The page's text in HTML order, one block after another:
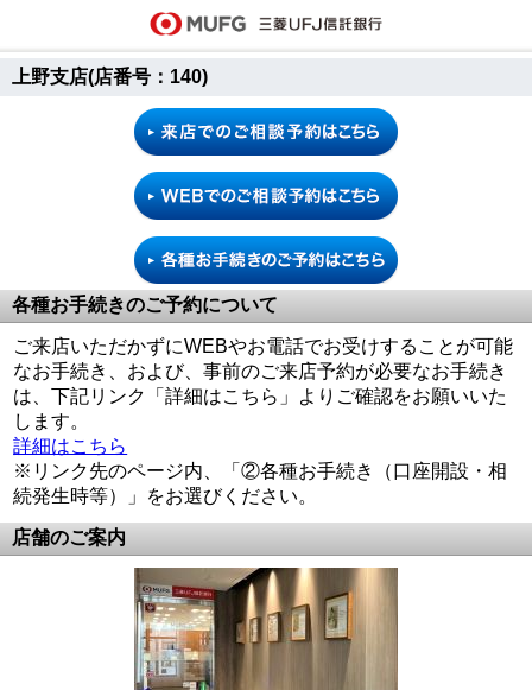
上野支店(店番号：140)
各種お手続きのご予約について
ご来店いただかずにWEBやお電話でお受けすることが可能
なお手続き、および、事前のご来店予約が必要なお手続き
は、下記リンク「詳細はこちら」よりご確認をお願いいた
します。
詳細はこちら
※リンク先のページ内、「②各種お手続き（口座開設・相
続発生時等）」をお選びください。
店舗のご案内